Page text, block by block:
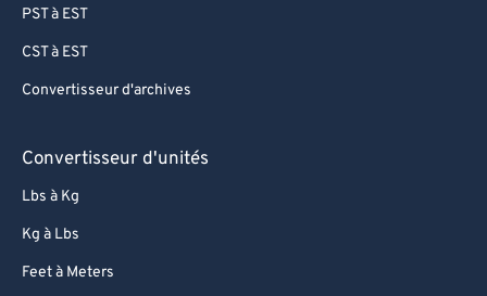
PST à EST
CST à EST
Convertisseur d'archives
Convertisseur d'unités
Lbs à Kg
Kg à Lbs
Feet à Meters